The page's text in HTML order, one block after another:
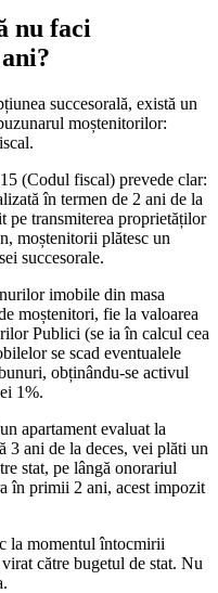
nu faci
succesorală, există un
moștenitorilor:
(Codul fiscal) prevede clar:
în termen de 2 ani de la
pe transmiterea proprietăților
moștenitorii plătesc un
succesorale.
imobile din masa
moștenitori, fie la valoarea
Publici (se ia în calcul cea
se scad eventualele
obținându-se activul
1%.
apartament evaluat la
3 ani de la deces, vei plăti un
stat, pe lângă onorariul
în primii 2 ani, acest impozit
la momentul întocmirii
către bugetul de stat. Nu